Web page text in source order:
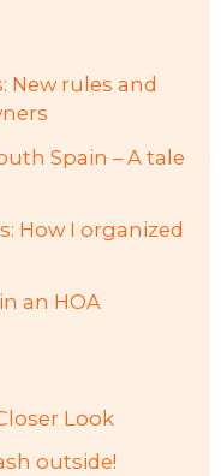
New rules and
Spain – A tale
How I organized
an HOA
Look
outside!